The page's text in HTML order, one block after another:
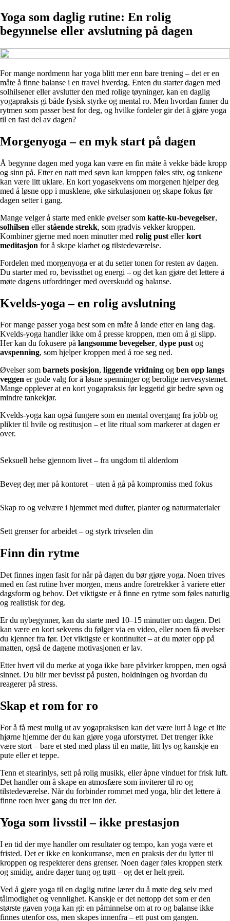
Yoga som daglig rutine: En rolig
begynnelse eller avslutning på dagen
For mange nordmenn har yoga blitt mer enn bare trening – det er en
måte å finne balanse i en travel hverdag. Enten du starter dagen med
solhilsener eller avslutter den med rolige tøyninger, kan en daglig
yogapraksis gi både fysisk styrke og mental ro. Men hvordan finner du
rytmen som passer best for deg, og hvilke fordeler gir det å gjøre yoga
til en fast del av dagen?
Morgenyoga – en myk start på dagen
Å begynne dagen med yoga kan være en fin måte å vekke både kropp
og sinn på. Etter en natt med søvn kan kroppen føles stiv, og tankene
kan være litt uklare. En kort yogasekvens om morgenen hjelper deg
med å løsne opp i musklene, øke sirkulasjonen og skape fokus før
dagen setter i gang.
Mange velger å starte med enkle øvelser som katte-ku-bevegelser,
solhilsen ellerstående strekk, som gradvis vekker kroppen.
Kombiner gjerne med noen minutter med rolig pust ellerkort
meditasjon for å skape klarhet og tilstedeværelse.
Fordelen med morgenyoga er at du setter tonen for resten av dagen.
Du starter med ro, bevissthet og energi – og det kan gjøre det lettere å
møte dagens utfordringer med overskudd og balanse.
Kvelds-yoga – en rolig avslutning
For mange passer yoga best som en måte å lande etter en lang dag.
Kvelds-yoga handler ikke om å presse kroppen, men om å gi slipp.
Her kan du fokusere på langsomme bevegelser, dype pustog
avspenning, som hjelper kroppen med å roe seg ned.
Øvelser som barnets posisjon, liggende vridning og ben opp langs
veggen er gode valg for å løsne spenninger og berolige nervesystemet.
Mange opplever at en kort yogapraksis før leggetid gir bedre søvn og
mindre tankekjør.
Kvelds-yoga kan også fungere som en mental overgang fra jobb og
plikter til hvile og restitusjon – et lite ritual som markerer at dagen er
over.
Seksuell helse gjennom livet – fra ungdom til alderdom
Beveg deg mer på kontoret – uten å gå på kompromiss med fokus
Skap ro og velvære i hjemmet med dufter, planter og naturmaterialer
Sett grenser for arbeidet – og styrk trivselen din
Finn din rytme
Det finnes ingen fasit for når på dagen du bør gjøre yoga. Noen trives
med en fast rutine hver morgen, mens andre foretrekker å variere etter
dagsform og behov. Det viktigste er å finne en rytme som føles naturlig
og realistisk for deg.
Er du nybegynner, kan du starte med 10–15 minutter om dagen. Det
kan være en kort sekvens du følger via en video, eller noen få øvelser
du kjenner fra før. Det viktigste er kontinuitet – at du møter opp på
matten, også de dagene motivasjonen er lav.
Etter hvert vil du merke at yoga ikke bare påvirker kroppen, men også
sinnet. Du blir mer bevisst på pusten, holdningen og hvordan du
reagerer på stress.
Skap et rom for ro
For å få mest mulig ut av yogapraksisen kan det være lurt å lage et lite
hjørne hjemme der du kan gjøre yoga uforstyrret. Det trenger ikke
være stort – bare et sted med plass til en matte, litt lys og kanskje en
pute eller et teppe.
Tenn et stearinlys, sett på rolig musikk, eller åpne vinduet for frisk luft.
Det handler om å skape en atmosfære som inviterer til ro og
tilstedeværelse. Når du forbinder rommet med yoga, blir det lettere å
finne roen hver gang du trer inn der.
Yoga som livsstil – ikke prestasjon
I en tid der mye handler om resultater og tempo, kan yoga være et
fristed. Det er ikke en konkurranse, men en praksis der du lytter til
kroppen og respekterer dens grenser. Noen dager føles kroppen sterk
og smidig, andre dager tung og trøtt – og det er helt greit.
Ved å gjøre yoga til en daglig rutine lærer du å møte deg selv med
tålmodighet og vennlighet. Kanskje er det nettopp det som er den
største gaven yoga kan gi: en påminnelse om at ro og balanse ikke
finnes utenfor oss, men skapes innenfra – ett pust om gangen.